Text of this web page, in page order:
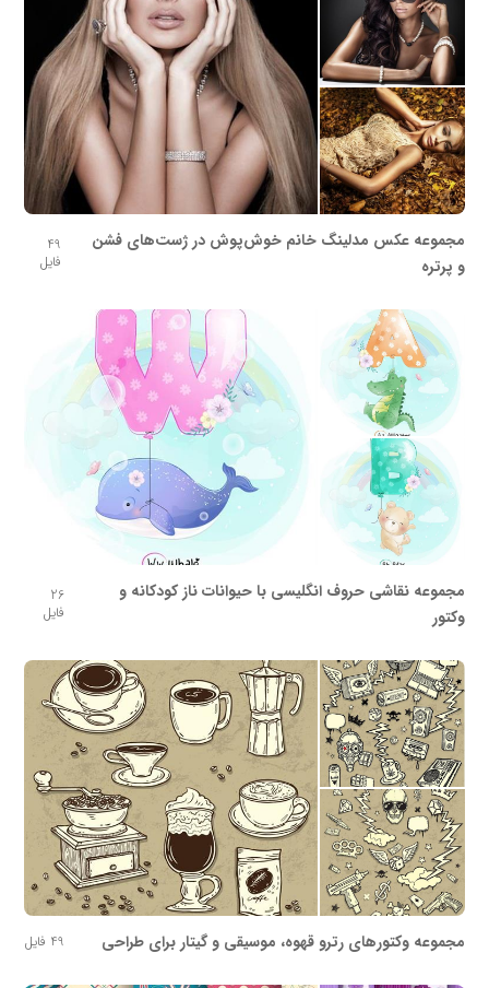
مجموعه عکس مدلینگ خانم خوش‌پوش در ژست‌های فشن
و پرتره
49
فایل
مجموعه نقاشی حروف انگلیسی با حیوانات ناز کودکانه و
وکتور
26
فایل
مجموعه وکتورهای رترو قهوه، موسیقی و گیتار برای طراحی 49 فایل